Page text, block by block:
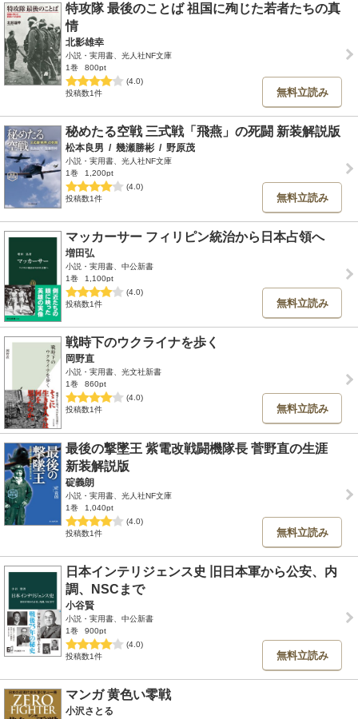
特攻隊 最後のことば 祖国に殉じた若者たちの真
情
北影雄幸
小説・実用書、光人社NF文庫
1巻
800pt
(4.0)
投稿数1件
無料立読み
秘めたる空戦 三式戦「飛燕」の死闘 新装解説版
松本良男 / 幾瀬勝彬 / 野原茂
小説・実用書、光人社NF文庫
1巻
1,200pt
(4.0)
投稿数1件
無料立読み
マッカーサー フィリピン統治から日本占領へ
増田弘
小説・実用書、中公新書
1巻
1,100pt
(4.0)
投稿数1件
無料立読み
戦時下のウクライナを歩く
岡野直
小説・実用書、光文社新書
1巻
860pt
(4.0)
投稿数1件
無料立読み
最後の撃墜王 紫電改戦闘機隊長 菅野直の生涯
新装解説版
碇義朗
小説・実用書、光人社NF文庫
1巻
1,040pt
(4.0)
投稿数1件
無料立読み
日本インテリジェンス史 旧日本軍から公安、内
調、NSCまで
小谷賢
小説・実用書、中公新書
1巻
900pt
(4.0)
投稿数1件
無料立読み
マンガ 黄色い零戦
小沢さとる